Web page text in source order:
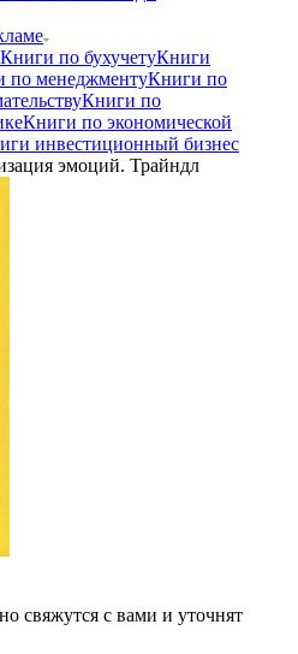
Книги по бухучетуКниги
по менеджментуКниги по
Книги по
Книги по экономической
инвестиционный бизнес
эмоций. Трайндл
свяжутся с вами и уточнят